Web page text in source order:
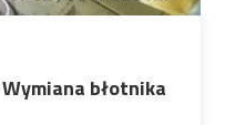
błotnika